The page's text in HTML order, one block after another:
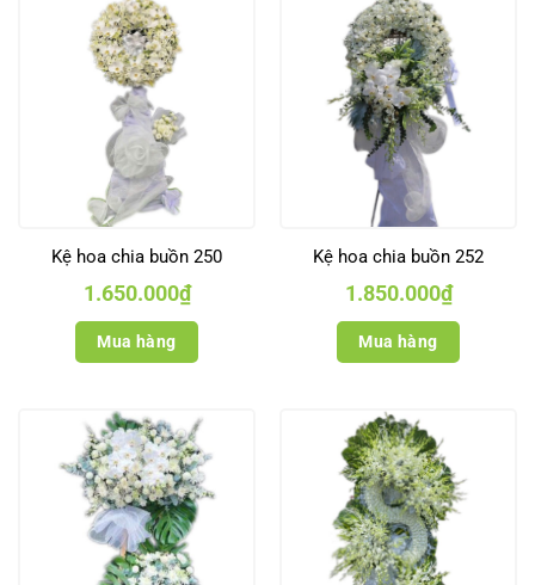
Kệ hoa chia buồn 250
1.650.000₫
Mua hàng
Kệ hoa chia buồn 252
1.850.000₫
Mua hàng